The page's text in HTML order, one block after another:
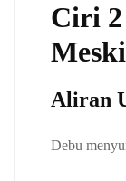
Ciri
Aliran
Debu